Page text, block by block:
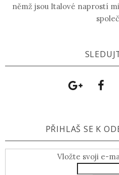
němž jsou Italové naprostí
PŘIHLAŠ SE K
Vložte svoji e-